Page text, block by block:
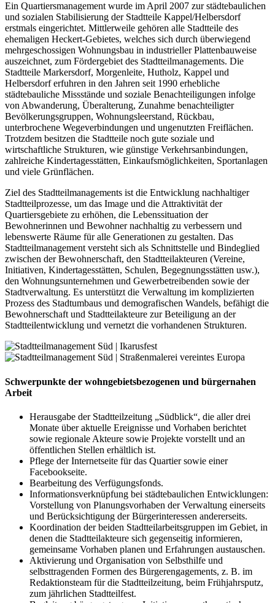
Ein Quartiersmanagement wurde im April 2007 zur städtebaulichen
und sozialen Stabilisierung der Stadtteile Kappel/Helbersdorf
erstmals eingerichtet. Mittlerweile gehören alle Stadtteile des
ehemaligen Heckert-Gebietes, welches sich durch überwiegend
mehrgeschossigen Wohnungsbau in industrieller Plattenbauweise
auszeichnet, zum Fördergebiet des Stadtteilmanagements. Die
Stadtteile Markersdorf, Morgenleite, Hutholz, Kappel und
Helbersdorf erfuhren in den Jahren seit 1990 erhebliche
städtebauliche Missstände und soziale Benachteiligungen infolge
von Abwanderung, Überalterung, Zunahme benachteiligter
Bevölkerungsgruppen, Wohnungsleerstand, Rückbau,
unterbrochene Wegeverbindungen und ungenutzten Freiflächen.
Trotzdem besitzen die Stadtteile noch gute soziale und
wirtschaftliche Strukturen, wie günstige Verkehrsanbindungen,
zahlreiche Kindertagesstätten, Einkaufsmöglichkeiten, Sportanlagen
und viele Grünflächen.
Ziel des Stadtteilmanagements ist die Entwicklung nachhaltiger
Stadtteilprozesse, um das Image und die Attraktivität der
Quartiersgebiete zu erhöhen, die Lebenssituation der
Bewohnerinnen und Bewohner nachhaltig zu verbessern und
lebenswerte Räume für alle Generationen zu gestalten. Das
Stadtteilmanagement versteht sich als Schnittstelle und Bindeglied
zwischen der Bewohnerschaft, den Stadtteilakteuren (Vereine,
Initiativen, Kindertagesstätten, Schulen, Begegnungsstätten usw.),
den Wohnungsunternehmen und Gewerbetreibenden sowie der
Stadtverwaltung. Es unterstützt die Verwaltung im komplizierten
Prozess des Stadtumbaus und demografischen Wandels, befähigt die
Bewohnerschaft und Stadtteilakteure zur Beteiligung an der
Stadtteilentwicklung und vernetzt die vorhandenen Strukturen.
Schwerpunkte der wohngebietsbezogenen und bürgernahen
Arbeit
Herausgabe der Stadtteilzeitung „Südblick“, die aller drei
Monate über aktuelle Ereignisse und Vorhaben berichtet
sowie regionale Akteure sowie Projekte vorstellt und an
öffentlichen Stellen erhältlich ist.
Pflege der Internetseite für das Quartier sowie einer
Facebookseite.
Bearbeitung des Verfügungsfonds.
Informationsverknüpfung bei städtebaulichen Entwicklungen:
Vorstellung von Planungsvorhaben der Verwaltung einerseits
und Berücksichtigung der Bürgerinteressen andererseits.
Koordination der beiden Stadtteilarbeitsgruppen im Gebiet, in
denen die Stadtteilakteure sich gegenseitig informieren,
gemeinsame Vorhaben planen und Erfahrungen austauschen.
Aktivierung und Organisation von Selbsthilfe und
selbsttragenden Formen des Bürgerengagements, z. B. im
Redaktionsteam für die Stadtteilzeitung, beim Frühjahrsputz,
zum jährlichen Stadtteilfest.